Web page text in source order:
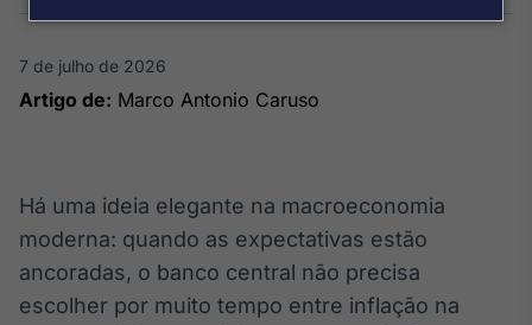
Broadcast
agronegócio
Os bastidores da
política em
tempo real
7 de julho de 2026
Artigo de: Marco Antonio Caruso
Há uma ideia elegante na macroeconomia
moderna: quando as expectativas estão
ancoradas, o banco central não precisa
escolher por muito tempo entre inflação na